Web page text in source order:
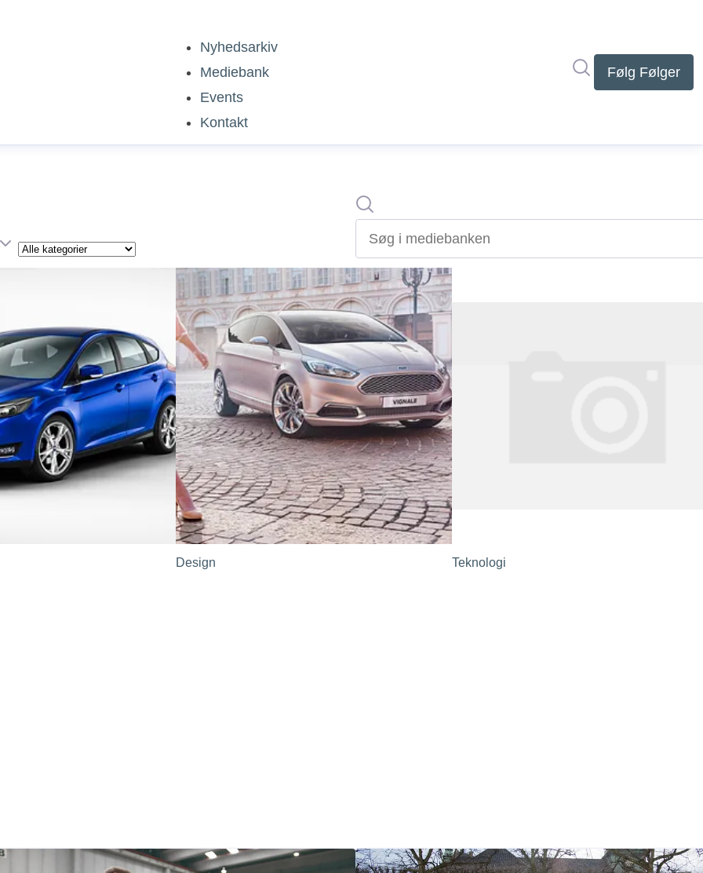
Nyhedsarkiv
Mediebank
Events
Kontakt
Følg Følger
Kategori
Søg
Søg i mediebanken
Design Teknologi